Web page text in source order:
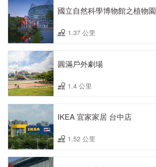
國立自然科學博物館之植物園
1.37 公里
圓滿戶外劇場
1.4 公里
IKEA 宜家家居 台中店
1.52 公里